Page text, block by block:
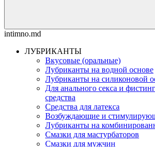
intimno.md
ЛУБРИКАНТЫ
Вкусовые (оральные)
Лубриканты на водной основе
Лубриканты на силиконовой
Для анального секса и
средства
Средства для латекса
Возбуждающие и
Лубриканты на
Смазки для мастурбаторов
Смазки для мужчин